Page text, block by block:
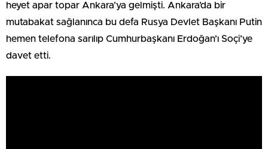
heyet apar topar Ankara’ya gelmişti. Ankara’da bir
mutabakat sağlanınca bu defa Rusya Devlet Başkanı Putin
hemen telefona sarılıp Cumhurbaşkanı Erdoğan’ı Soçi’ye
davet etti.